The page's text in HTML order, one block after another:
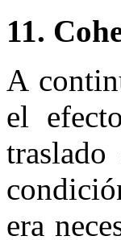
11.
A
el
era